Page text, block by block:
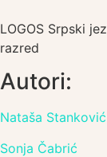
LOGOS Srpski
razred
Autori:
Nataša
Sonja Čabrić